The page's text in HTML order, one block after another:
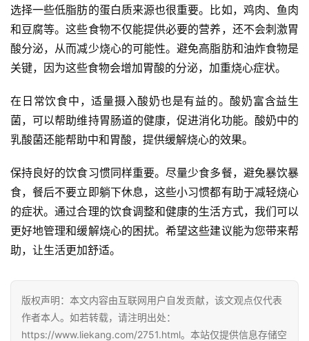
选择一些低脂肪的蛋白质来源也很重要。比如，鸡肉、鱼肉
和豆腐等。这些食物不仅能提供必要的营养，还不会刺激胃
酸分泌，从而减少烧心的可能性。避免高脂肪和油炸食物是
关键，因为这些食物会增加胃酸的分泌，加重烧心症状。
在日常饮食中，适量摄入酸奶也是有益的。酸奶富含益生
菌，可以帮助维持胃肠道的健康，促进消化功能。酸奶中的
乳酸菌还能帮助中和胃酸，提供缓解烧心的效果。
保持良好的饮食习惯同样重要。尽量少食多餐，避免暴饮暴
食，餐后不要立即躺下休息，这些小习惯都有助于减轻烧心
的症状。通过合理的饮食调整和健康的生活方式，我们可以
更好地管理和缓解烧心的困扰。希望这些建议能为您带来帮
助，让生活更加舒适。
版权声明：本文内容由互联网用户自发贡献，该文观点仅代表
作者本人。如若转载，请注明出处：
https://www.liekang.com/2751.html。本站仅提供信息存储空